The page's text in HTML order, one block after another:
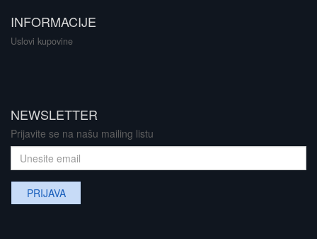
INFORMACIJE
Uslovi kupovine
NEWSLETTER
Prijavite se na našu mailing listu
PRIJAVA